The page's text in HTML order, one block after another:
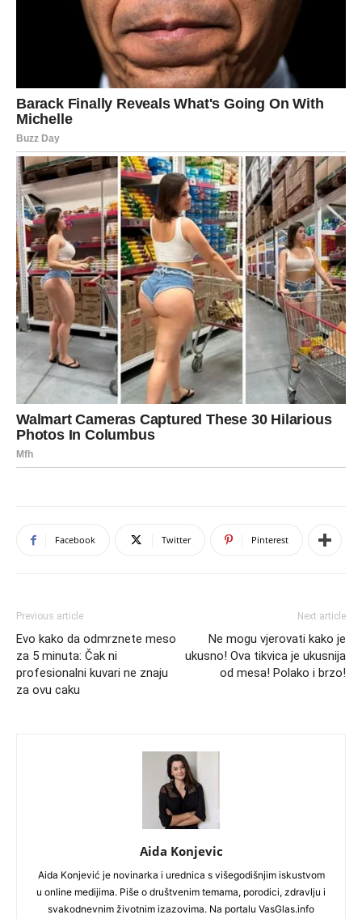
Facebook Twitter Pinterest
Previous article
Evo kako da odmrznete meso
za 5 minuta: Čak ni
profesionalni kuvari ne znaju
za ovu caku
Next article
Ne mogu vjerovati kako je
ukusno! Ova tikvica je ukusnija
od mesa! Polako i brzo!
Aida Konjevic
Aida Konjević je novinarka i urednica s višegodišnjim iskustvom
u online medijima. Piše o društvenim temama, porodici, zdravlju i
svakodnevnim životnim izazovima. Na portalu VasGlas.info